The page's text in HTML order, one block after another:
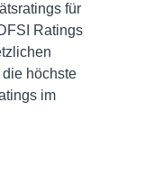
für
Ratings
höchste
im